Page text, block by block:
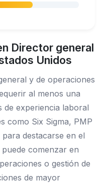
Director general
Unidos
y de operaciones
al menos una
de experiencia laboral
como Six Sigma, PMP
destacarse en el
comenzar en
o gestión de
de mayor